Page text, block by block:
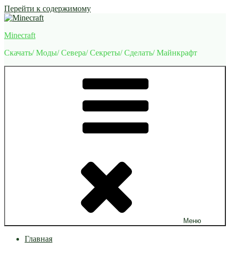
Перейти к содержимому
Minecraft
Скачать/ Моды/ Севера/ Секреты/ Сделать/ Майнкрафт
Меню
Главная